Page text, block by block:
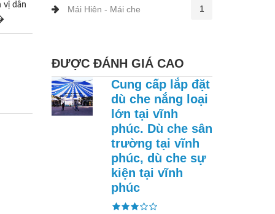
vị dẫn
Mái Hiên - Mái che 1
ĐƯỢC ĐÁNH GIÁ CAO
Cung cấp lắp đặt
dù che nắng loại
lớn tại vĩnh
phúc. Dù che sân
trường tại vĩnh
phúc, dù che sự
kiện tại vĩnh
phúc